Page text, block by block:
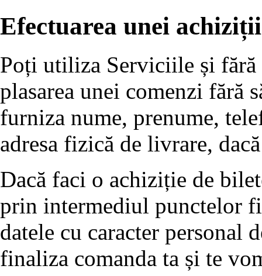
Efectuarea unei
Poți utiliza Serviciile și
plasarea unei comenzi
furniza nume, prenume,
adresa fizică de livrare,
Dacă faci o achiziție de
prin intermediul punctelor
datele cu caracter personal
finaliza comanda ta și te